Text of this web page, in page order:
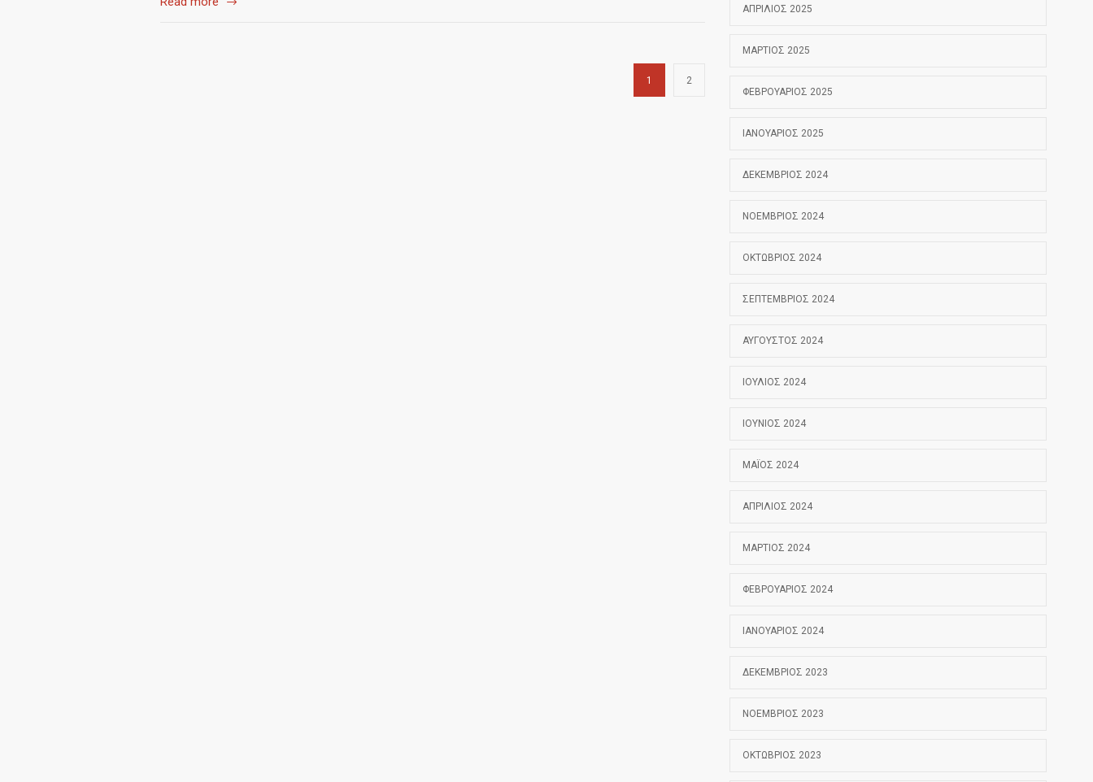
1 2
ΑΠΡΊΛΙΟΣ 2025
ΜΆΡΤΙΟΣ 2025
ΦΕΒΡΟΥΆΡΙΟΣ 2025
ΙΑΝΟΥΆΡΙΟΣ 2025
ΔΕΚΈΜΒΡΙΟΣ 2024
ΝΟΈΜΒΡΙΟΣ 2024
ΟΚΤΏΒΡΙΟΣ 2024
ΣΕΠΤΈΜΒΡΙΟΣ 2024
ΑΎΓΟΥΣΤΟΣ 2024
ΙΟΎΛΙΟΣ 2024
ΙΟΎΝΙΟΣ 2024
ΜΆΙΟΣ 2024
ΑΠΡΊΛΙΟΣ 2024
ΜΆΡΤΙΟΣ 2024
ΦΕΒΡΟΥΆΡΙΟΣ 2024
ΙΑΝΟΥΆΡΙΟΣ 2024
ΔΕΚΈΜΒΡΙΟΣ 2023
ΝΟΈΜΒΡΙΟΣ 2023
ΟΚΤΏΒΡΙΟΣ 2023